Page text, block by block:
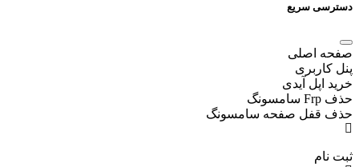
دسترسی سریع
صفحه اصلی
پنل کاربری
خرید اپل آیدی
حذف Frp سامسونگ
حذف قفل صفحه سامسونگ
ثبت نام